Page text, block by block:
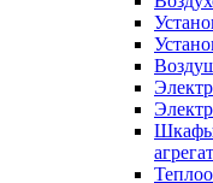
Шкафы